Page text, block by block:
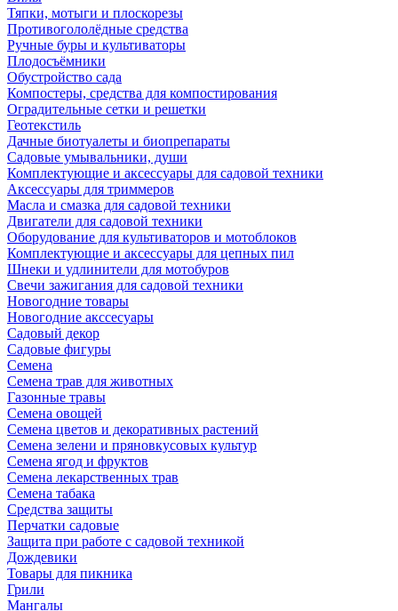
Тяпки, мотыги и плоскорезы
Противогололёдные средства
Ручные буры и культиваторы
Плодосъёмники
Обустройство сада
Компостеры, средства для компостирования
Оградительные сетки и решетки
Геотекстиль
Дачные биотуалеты и биопрепараты
Садовые умывальники, души
Комплектующие и аксессуары для садовой техники
Аксессуары для триммеров
Масла и смазка для садовой техники
Двигатели для садовой техники
Оборудование для культиваторов и мотоблоков
Комплектующие и аксессуары для цепных пил
Шнеки и удлинители для мотобуров
Свечи зажигания для садовой техники
Новогодние товары
Новогодние акссесуары
Садовый декор
Садовые фигуры
Семена
Семена трав для животных
Газонные травы
Семена овощей
Семена цветов и декоративных растений
Семена зелени и пряновкусовых культур
Семена ягод и фруктов
Семена лекарственных трав
Семена табака
Средства защиты
Перчатки садовые
Защита при работе с садовой техникой
Дождевики
Товары для пикника
Грили
Мангалы